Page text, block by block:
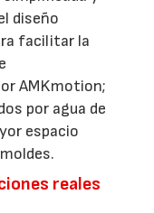
diseño
facilitar la
AMKmotion;
por agua de
espacio
reales